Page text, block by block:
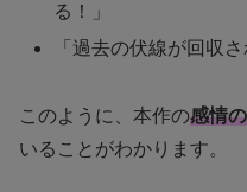
る！」
「過去の伏線が回収
このように、本作の感情
いることがわかります。